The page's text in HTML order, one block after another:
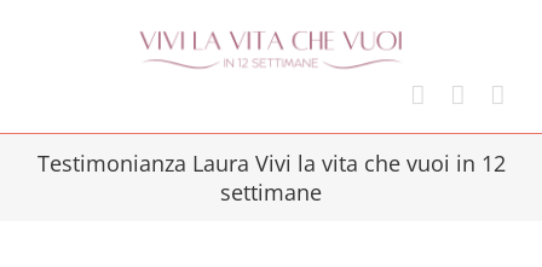
Testimonianza Laura Vivi la vita che vuoi in 12
settimane